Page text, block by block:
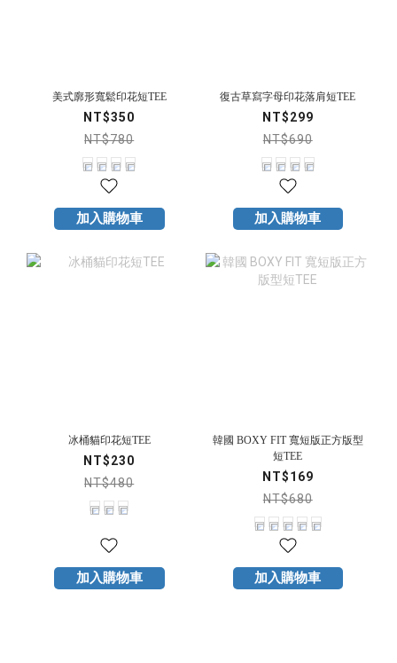
美式廓形寬鬆印花短TEE
NT$350
NT$780
加入購物車
復古草寫字母印花落肩短TEE
NT$299
NT$690
加入購物車
冰桶貓印花短TEE
NT$230
NT$480
加入購物車
韓國 BOXY FIT 寬短版正方版型
短TEE
NT$169
NT$680
加入購物車